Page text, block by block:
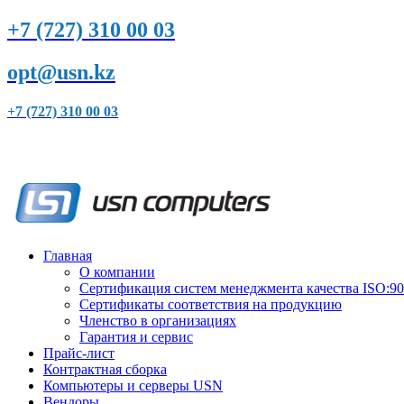
+7 (727) 310 00 03
opt@usn.kz
+7 (727) 310 00 03
Главная
О компании
Сертификация систем менеджмента качества
Сертификаты соответствия на продукцию
Членство в организациях
Гарантия и сервис
Прайс-лист
Контрактная сборка
Компьютеры и серверы USN